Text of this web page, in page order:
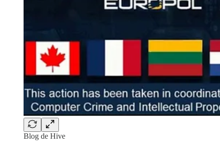
Blog de Hive